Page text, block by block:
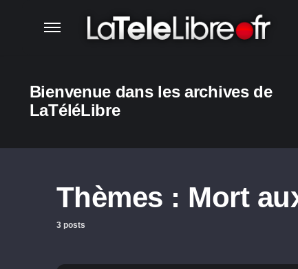
Bienvenue dans les archives de
LaTéléLibre
Thèmes : Mort
3 posts